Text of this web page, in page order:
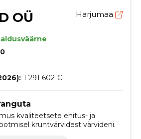
OÜ Harjumaa
1 291 602 €
kvaliteetsete ehitus- ja
kruntvärvidest värvideni.